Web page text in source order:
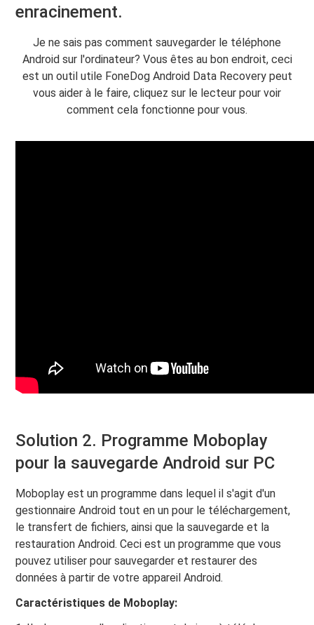
enracinement.
Je ne sais pas comment sauvegarder le téléphone
Android sur l'ordinateur? Vous êtes au bon endroit, ceci
est un outil utile FoneDog Android Data Recovery peut
vous aider à le faire, cliquez sur le lecteur pour voir
comment cela fonctionne pour vous.
Solution 2. Programme Moboplay
pour la sauvegarde Android sur PC
Moboplay est un programme dans lequel il s'agit d'un
gestionnaire Android tout en un pour le téléchargement,
le transfert de fichiers, ainsi que la sauvegarde et la
restauration Android. Ceci est un programme que vous
pouvez utiliser pour sauvegarder et restaurer des
données à partir de votre appareil Android.
Caractéristiques de Moboplay: